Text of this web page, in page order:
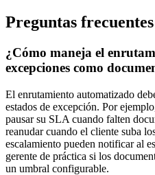
Preguntas frecuentes
¿Cómo maneja el
excepciones como
El enrutamiento automatizado
estados de excepción. Por
pausar su SLA cuando falten
reanudar cuando el cliente suba
escalamiento pueden notificar al
gerente de práctica si los
un umbral configurable.